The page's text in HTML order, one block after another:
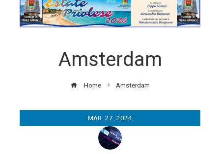
Amsterdam
Home Amsterdam
MAR 27 2024